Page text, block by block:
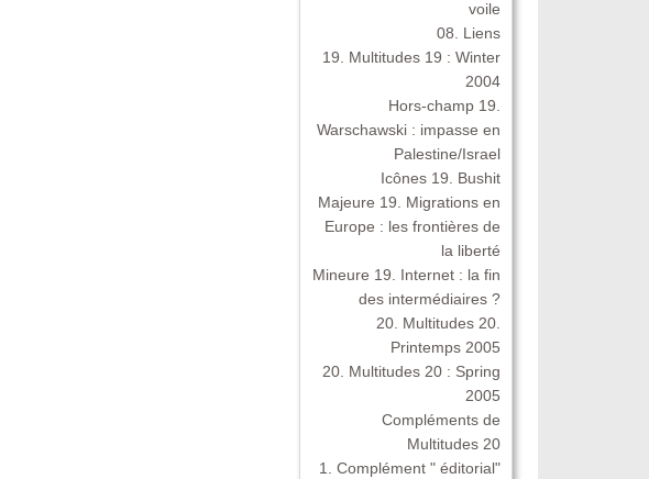
voile
08. Liens
19. Multitudes 19 : Winter
2004
Hors-champ 19.
Warschawski : impasse en
Palestine/Israel
Icônes 19. Bushit
Majeure 19. Migrations en
Europe : les frontières de
la liberté
Mineure 19. Internet : la fin
des intermédiaires ?
20. Multitudes 20.
Printemps 2005
20. Multitudes 20 : Spring
2005
Compléments de
Multitudes 20
1. Complément " éditorial"